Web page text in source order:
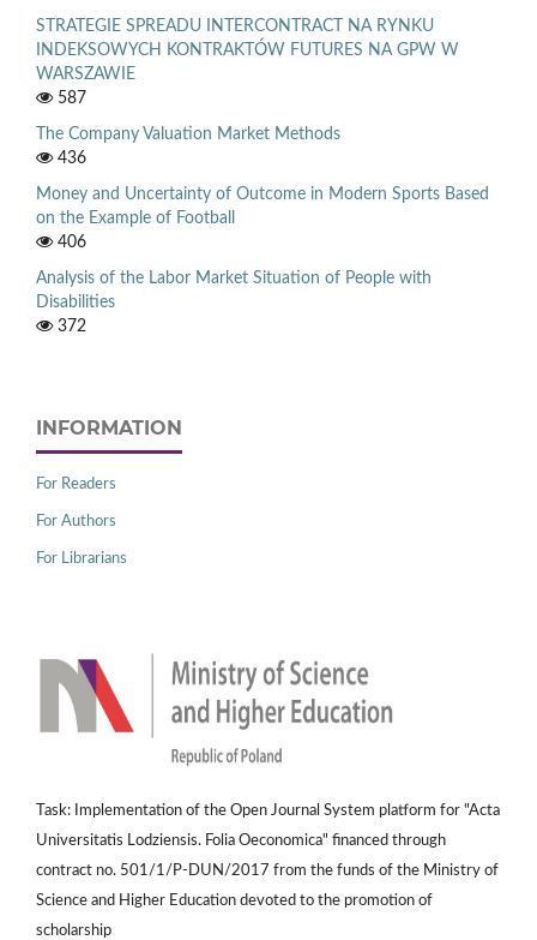
STRATEGIE SPREADU INTERCONTRACT NA RYNKU
INDEKSOWYCH KONTRAKTÓW FUTURES NA GPW W
WARSZAWIE
587
The Company Valuation Market Methods
436
Money and Uncertainty of Outcome in Modern Sports Based
on the Example of Football
406
Analysis of the Labor Market Situation of People with
Disabilities
372
INFORMATION
For Readers
For Authors
For Librarians
Task: Implementation of the Open Journal System platform for "Acta
Universitatis Lodziensis. Folia Oeconomica" financed through
contract no. 501/1/P-DUN/2017 from the funds of the Ministry of
Science and Higher Education devoted to the promotion of
scholarship